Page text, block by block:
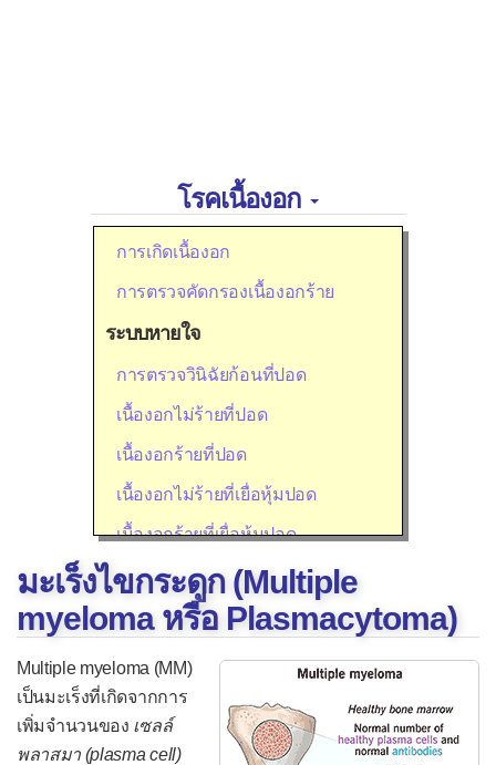
โรคเนื้องอก
การเกิดเนื้องอก
การตรวจคัดกรองเนื้องอกร้าย
ระบบหายใจ
การตรวจวินิฉัยก้อนที่ปอด
เนื้องอกไม่ร้ายที่ปอด
เนื้องอกร้ายที่ปอด
เนื้องอกไม่ร้ายที่เยื่อหุ้มปอด
เนื้องอกร้ายที่เยื่อหุ้มปอด
ระบบย่อยอาหาร
มะเร็งหลอดอาหาร
เนื้องอกไม่ร้ายที่กระเพาะอาหาร
มะเร็งกระเพาะอาหาร
เนื้องอกที่ลำไส้เล็ก
มะเร็งไขกระดูก (Multiple
myeloma หรือ Plasmacytoma)
Multiple myeloma (MM)
เป็นมะเร็งที่เกิดจากการ
เพิ่มจำนวนของ เซลล์
พลาสมา (plasma cell)